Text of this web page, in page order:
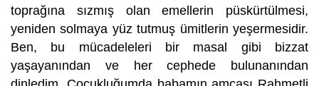
toprağına sızmış olan emellerin püskürtülmesi,
yeniden solmaya yüz tutmuş ümitlerin yeşermesidir.
Ben, bu mücadeleleri bir masal gibi bizzat
yaşayanından ve her cephede bulunanından